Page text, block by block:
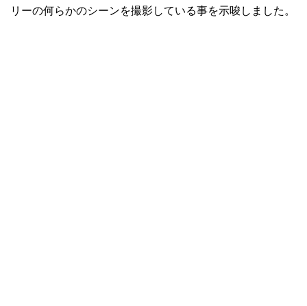
リーの何らかのシーンを撮影している事を示唆しました。